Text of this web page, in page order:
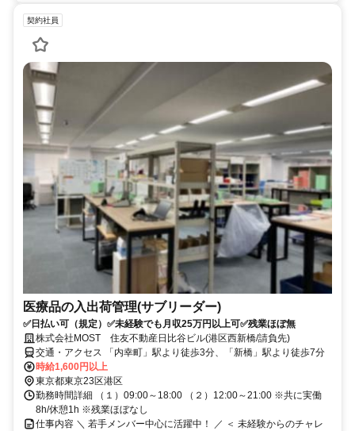
契約社員
医療品の入出荷管理(サブリーダー)
✅日払い可（規定）✅未経験でも月収25万円以上可✅残業ほぼ無
株式会社MOST 住友不動産日比谷ビル(港区西新橋/請負先)
交通・アクセス 「内幸町」駅より徒歩3分、「新橋」駅より徒歩7分
時給1,600円以上
東京都東京23区港区
勤務時間詳細 （１）09:00～18:00 （２）12:00～21:00 ※共に実働
8h/休憩1h ※残業ほぼなし
仕事内容 ＼ 若手メンバー中心に活躍中！ ／ ＜ 未経験からのチャレ